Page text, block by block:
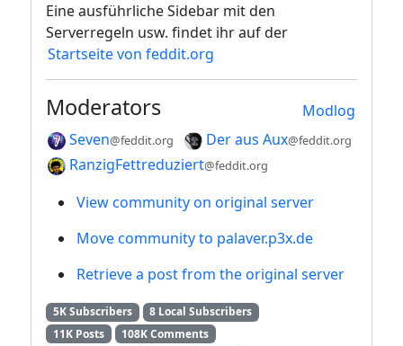
Eine ausführliche Sidebar mit den
Serverregeln usw. findet ihr auf der
Startseite von feddit.org
Modlog
Moderators
Seven@feddit.org Der aus Aux@feddit.org
RanzigFettreduziert@feddit.org
View community on original server
Move community to palaver.p3x.de
Retrieve a post from the original server
5K Subscribers
8 Local Subscribers
11K Posts
108K Comments